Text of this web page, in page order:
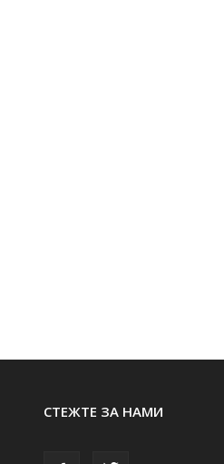
СТЕЖТЕ ЗА НАМИ